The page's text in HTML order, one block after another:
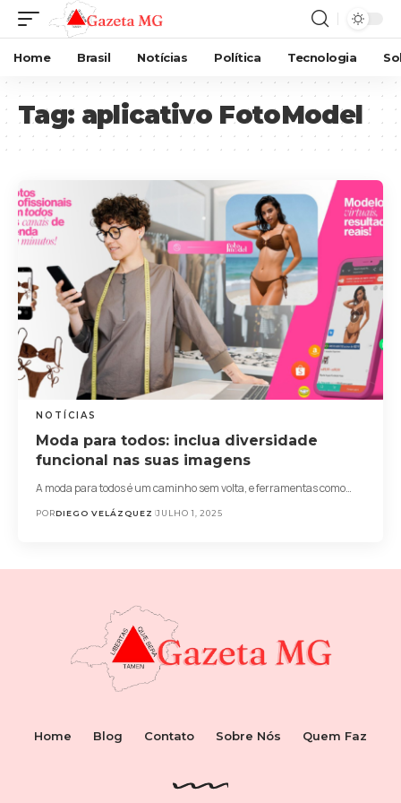
Home Brasil Notícias Política Tecnologia
Tag: aplicativo FotoModel
NOTÍCIAS
Moda para todos: inclua diversidade
funcional nas suas imagens
A moda para todos é um caminho sem volta, e ferramentas como…
PORDIEGO VELÁZQUEZ JULHO 1, 2025
Home Blog Contato Sobre Nós Quem Faz